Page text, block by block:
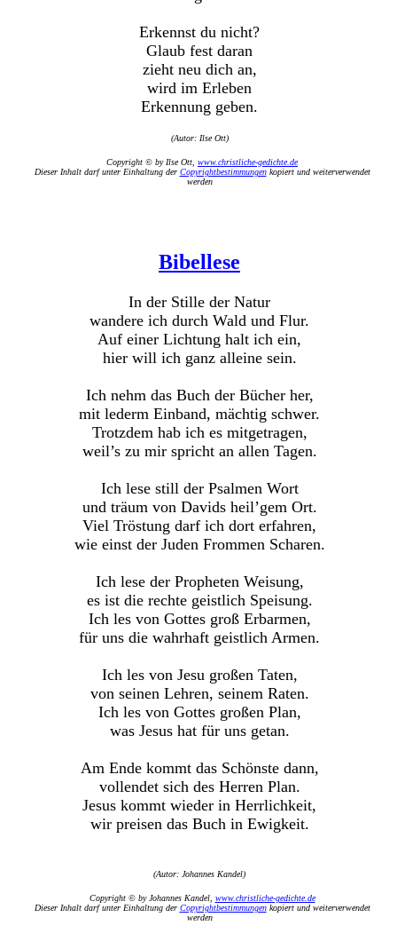
Erkennst du nicht?
Glaub fest daran
zieht neu dich an,
wird im Erleben
Erkennung geben.
(Autor: Ilse Ott)
Copyright © by Ilse Ott, www.christliche-gedichte.de
Dieser Inhalt darf unter Einhaltung der Copyrightbestimmungenkopiert und weiterverwendet
werden
Bibellese
In der Stille der Natur
wandere ich durch Wald und Flur.
Auf einer Lichtung halt ich ein,
hier will ich ganz alleine sein.
Ich nehm das Buch der Bücher her,
mit lederm Einband, mächtig schwer.
Trotzdem hab ich es mitgetragen,
weil’s zu mir spricht an allen Tagen.
Ich lese still der Psalmen Wort
und träum von Davids heil’gem Ort.
Viel Tröstung darf ich dort erfahren,
wie einst der Juden Frommen Scharen.
Ich lese der Propheten Weisung,
es ist die rechte geistlich Speisung.
Ich les von Gottes groß Erbarmen,
für uns die wahrhaft geistlich Armen.
Ich les von Jesu großen Taten,
von seinen Lehren, seinem Raten.
Ich les von Gottes großen Plan,
was Jesus hat für uns getan.
Am Ende kommt das Schönste dann,
vollendet sich des Herren Plan.
Jesus kommt wieder in Herrlichkeit,
wir preisen das Buch in Ewigkeit.
(Autor: Johannes Kandel)
Copyright © by Johannes Kandel, www.christliche-gedichte.de
Dieser Inhalt darf unter Einhaltung der Copyrightbestimmungenkopiert und weiterverwendet
werden